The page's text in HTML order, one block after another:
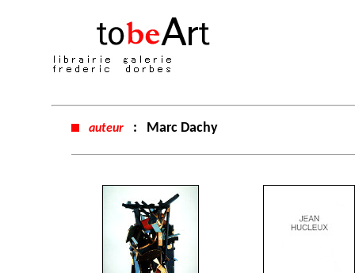
auteur : Marc Dachy